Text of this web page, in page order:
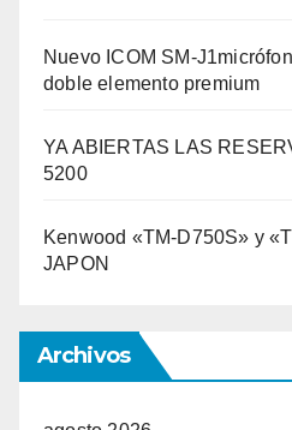
Nuevo ICOM SM-
doble elemento premium
YA ABIERTAS LAS
5200
Kenwood «TM-D750S» y
JAPON
Archivos